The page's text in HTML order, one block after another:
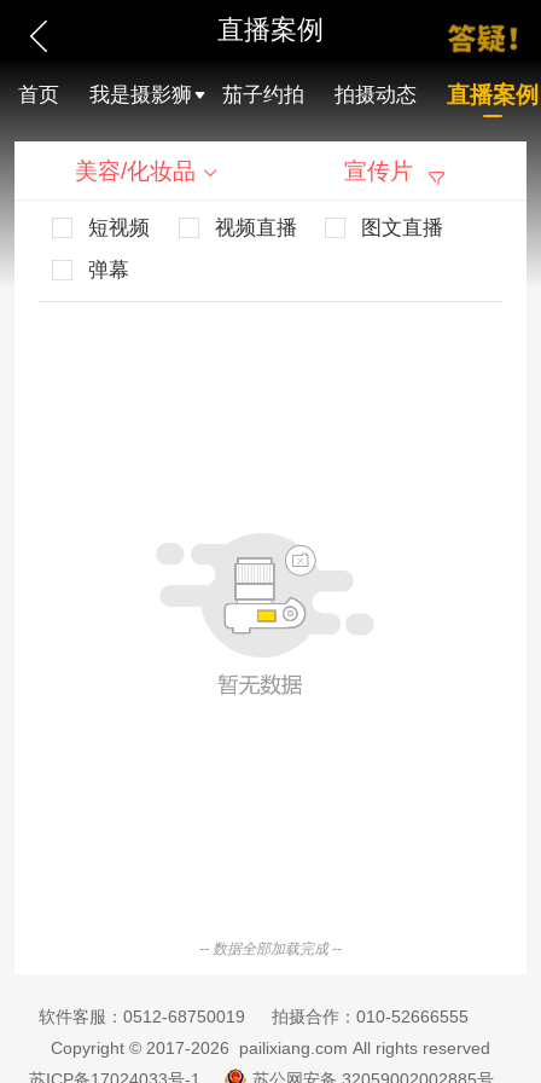
直播案例
首页 我是摄影狮 茄子约拍 拍摄动态 直播案例
美容/化妆品 宣传片
短视频 视频直播
图文直播
弹幕
-- 数据全部加载完成 --
软件客服： 0512-68750019 拍摄合作： 010-52666555
Copyright © 2017-2026 pailixiang.com All rights reserved
苏ICP备17024033号-1
苏公网安备 32059002002885号